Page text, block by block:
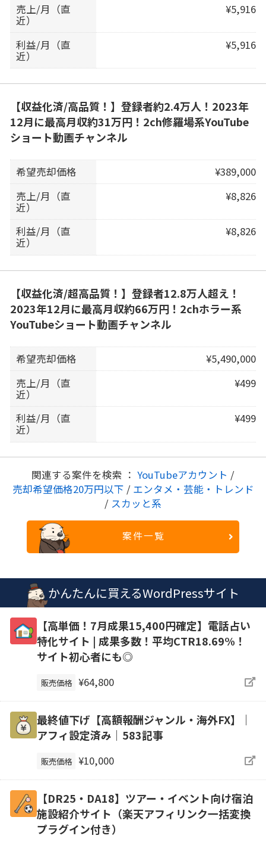
売上/月（直
近）
¥5,916
利益/月（直
近）
¥5,916
【収益化済/高品質！】登録者約2.4万人！2023年
12月に最高月収約31万円！2ch修羅場系YouTube
ショート動画チャンネル
希望売却価格
¥389,000
売上/月（直
近）
¥8,826
利益/月（直
近）
¥8,826
【収益化済/超高品質！】登録者12.8万人超え！
2023年12月に最高月収約66万円！2chホラー系
YouTubeショート動画チャンネル
希望売却価格
¥5,490,000
売上/月（直
近）
¥499
利益/月（直
近）
¥499
関連する案件を検索 ： YouTubeアカウント /
売却希望価格20万円以下 / エンタメ・芸能・トレンド
/ スカッと系
案件一覧
かんたんに買えるWordPressサイト
【高単価！7月成果15,400円確定】電話占い
特化サイト | 成果多数！平均CTR18.69%！
サイト初心者にも◎
販売価格 ¥64,800
最終値下げ【高額報酬ジャンル・海外FX】｜
アフィ設定済み｜583記事
販売価格 ¥10,000
【DR25・DA18】ツアー・イベント向け宿泊
施設紹介サイト（楽天アフィリンク一括変換
プラグイン付き）